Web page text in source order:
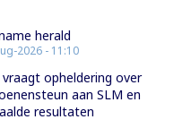
herald
2026 - 11:10
vraagt opheldering over
aan SLM en
resultaten